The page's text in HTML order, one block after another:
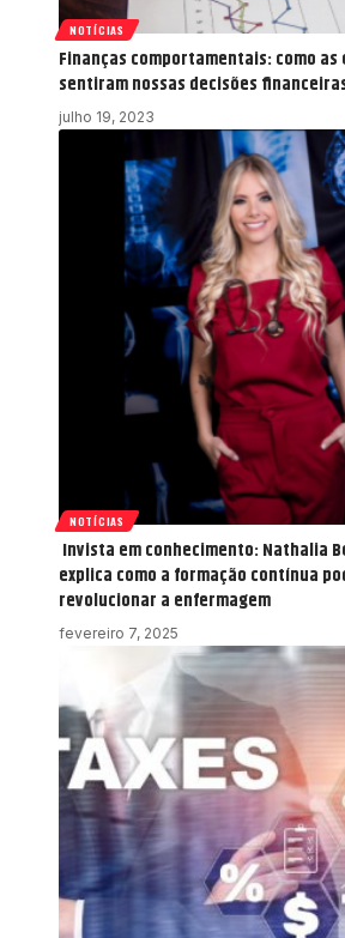
NOTÍCIAS
Finanças comportamentais: como as
sentiram nossas decisões
julho 19, 2023
NOTÍCIAS
Invista em conhecimento: Nathalia
explica como a formação contínua
revolucionar a enfermagem
fevereiro 7, 2025